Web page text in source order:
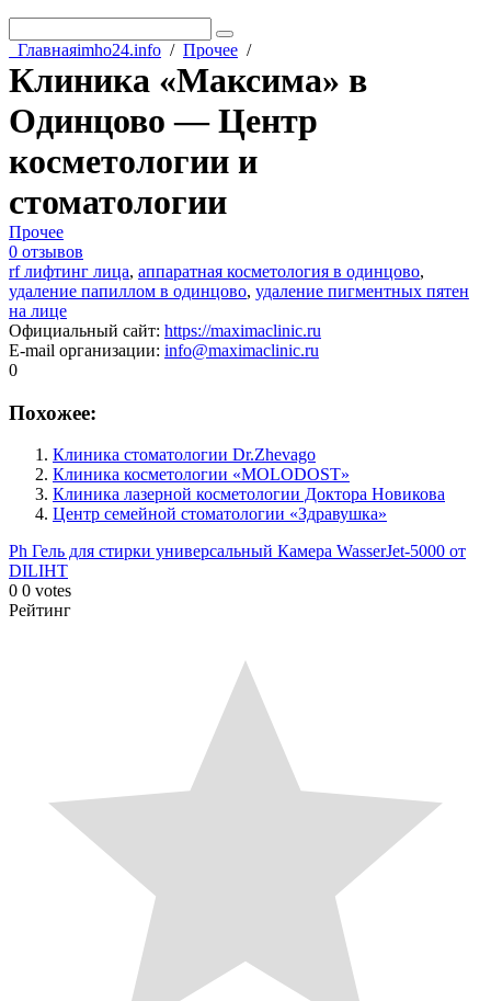
Главнаяimho24.info / Прочее /
Клиника «Максима» в
Одинцово — Центр
косметологии и
стоматологии
Прочее
0 отзывов
rf лифтинг лица, аппаратная косметология в одинцово,
удаление папиллом в одинцово, удаление пигментных пятен
на лице
Официальный сайт: https://maximaclinic.ru
E-mail организации: info@maximaclinic.ru
0
Похожее:
Клиника стоматологии Dr.Zhevago
Клиника косметологии «MOLODOST»
Клиника лазерной косметологии Доктора Новикова
Центр семейной стоматологии «Здравушка»
Ph Гель для стирки универсальный Камера WasserJet-5000 от
DILIHT
0 0 votes
Рейтинг